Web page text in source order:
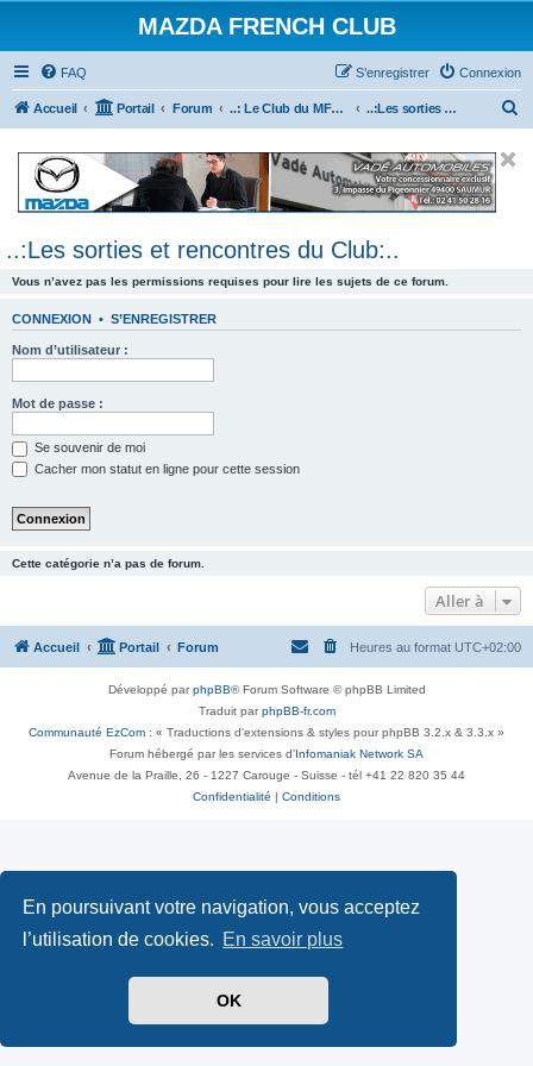
En poursuivant votre navigation, vous acceptez
l’utilisation de cookies. En savoir plus
OK
MAZDA FRENCH CLUB
FAQ Connexion
S’enregistrer
Accueil Portail Forum ..: Le Club du MFC :.. ..:Les sorties et rencontres du Club:..
e
..:Les sorties et rencontres du Club:..
Vous n’avez pas les permissions requises pour lire les sujets de ce forum.
CONNEXION • S’ENREGISTRER
Nom d’utilisateur :
Mot de passe :
Se souvenir de moi
Cacher mon statut en ligne pour cette session
Cette catégorie n’a pas de forum.
Aller à
Accueil Portail Forum Heures au format UTC+02:00
Développé parphpBB® Forum Software © phpBB Limited
Traduit parphpBB-fr.com
Communauté EzCom : « Traductions d'extensions & styles pour phpBB 3.2.x & 3.3.x »
Forum hébergé par les services d’ Infomaniak Network SA
Avenue de la Praille, 26 - 1227 Carouge - Suisse - tél +41 22 820 35 44
Confidentialité
Conditions